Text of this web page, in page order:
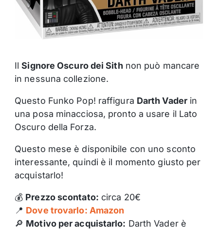
IlSignore Oscuro dei Sith non può mancare
in nessuna collezione.
Questo Funko Pop! raffigura Darth Vaderin
una posa minacciosa, pronto a usare il Lato
Oscuro della Forza.
Questo mese è disponibile con uno sconto
interessante, quindi è il momento giusto per
acquistarlo!
💰 Prezzo scontato: circa 20€
📍 Dove trovarlo: Amazon
🔎 Motivo per acquistarlo: Darth Vader è